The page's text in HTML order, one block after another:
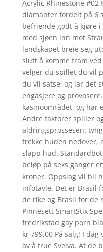
Acrylic Rhinestone #02
diamanter fordelt på 6
befriende godt å kjøre
med sjøen inn mot
landskapet breie seg
slutt å komme fram
velger du spillet du vil
du vil satse, og lar det
engasjere og
kasinoområdet, og har
Andre faktorer spiller
aldringsprossesen:
trekke huden nedover,
slapp hud.
beløp på seks ganger
kroner. Oppslag vil bli
infotavle. Det er Brasil
de rike og Brasil for de
Pinnesett SmartStix
fredrikstad gay porn
kr 799,00 På salg! I
av å true Sveiva. At de